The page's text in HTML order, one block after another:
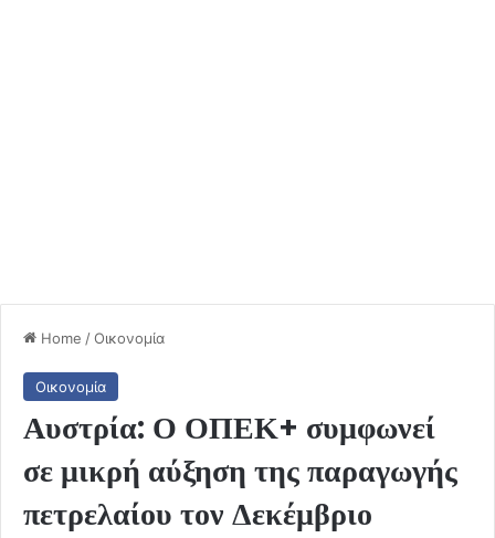
Home /Οικονομία
Οικονομία
Αυστρία: Ο ΟΠΕΚ+ συμφωνεί
σε μικρή αύξηση της παραγωγής
πετρελαίου τον Δεκέμβριο